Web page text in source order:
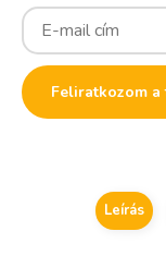
Enter
your
email
address
to
join
the
Feliratkozom
Leírás